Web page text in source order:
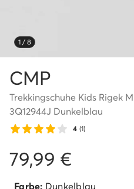
1 / 8
CMP
Trekkingschuhe Kids Rigek
3Q12944J Dunkelblau
4 (1)
79,99 €
Farbe: Dunkelblau